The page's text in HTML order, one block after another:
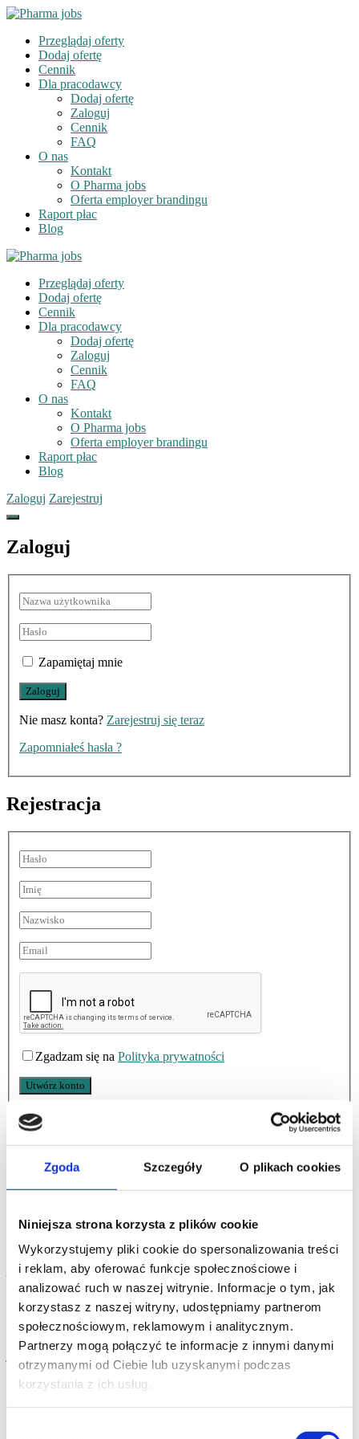
Zgoda Szczegóły O plikach cookies
Niniejsza strona korzysta z plików cookie
Wykorzystujemy pliki cookie do spersonalizowania treści
i reklam, aby oferować funkcje społecznościowe i
analizować ruch w naszej witrynie. Informacje o tym, jak
korzystasz z naszej witryny, udostępniamy partnerom
społecznościowym, reklamowym i analitycznym.
Partnerzy mogą połączyć te informacje z innymi danymi
otrzymanymi od Ciebie lub uzyskanymi podczas
korzystania z ich usług.
Przeglądaj oferty
Dodaj ofertę
Cennik
Dla pracodawcy
Dodaj ofertę
Zaloguj
Cennik
FAQ
O nas
Kontakt
O Pharma jobs
Oferta employer brandingu
Raport płac
Blog
Przeglądaj oferty
Dodaj ofertę
Cennik
Dla pracodawcy
Dodaj ofertę
Zaloguj
Cennik
FAQ
O nas
Kontakt
O Pharma jobs
Oferta employer brandingu
Raport płac
Blog
Zaloguj Zarejestruj
Zaloguj
Zapamiętaj mnie
Nie masz konta? Zarejestruj się teraz
Zapomniałeś hasła ?
Rejestracja
Zgadzam się na Polityka prywatności
Podróże i praca jednocześnie. Jak
czerpać z nich jak najwięcej korzyści?
mamy kilka wskazówek, które pozwolą Ci je połączyć i odnieść
jak najwięcej korzyści.
Jeśli Twoja praca Ci na to pozwala, spróbuj nadgonić swoją listę
zadań i wykonać część z nich jeszcze przed wyjazdem. Umożliwi
Ci to spokojne zaplanowanie urlopu na podróż bez zastanawiania
się nad obowiązkami, które wciąż na Ciebie czekają. Nie wybiegaj
jednak zbytnio naprzód – ostatnią rzeczą, jaką chcesz sobie zrobić
przed podróżą jest dodatkowy stres.
podstawie zaplanuj swoje przygotowania. Jeśli wiesz, że Twoja